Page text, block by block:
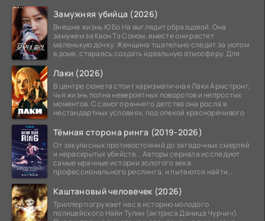
Замужняя убийца (2026)
Внешне жизнь Ю Бо На выглядит образцовой. Она
замужем за Квон Тэ Соном, вместе они растят
маленькую дочку. Женщина тщательно следит за уютом
в доме, стараясь создать идеальную атмосферу. Для
Лаки (2026)
В центре сюжета стоит харизматичная Лаки Армстронг,
чья жизнь полна невероятных поворотов и непростых
моментов. С самого раннего детства она росла в
нестандартных условиях, под опекой красноречивого
Тёмная сторона ринга (2019-2026)
От закулисных противостояний до загадочных смертей
и нераскрытых убийств... Авторы сериала исследуют
самые мрачные истории золотого века
профессионального реслинга, и пытаются найти
Каштановый человечек (2026)
Триллер погружает нас в историю молодого
полицейского Найи Тулин (актриса Даница Чурчич).